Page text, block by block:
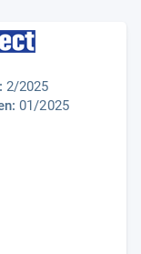
2/2025
01/2025